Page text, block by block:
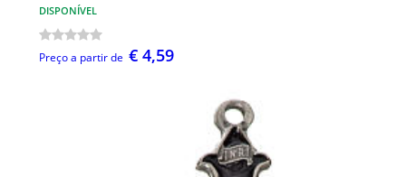
DISPONÍVEL
Preço a partir de € 4,59